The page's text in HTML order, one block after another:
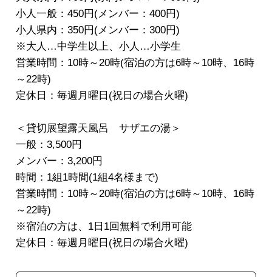
小人一般：450円(メンバー：400円)
小人県内：350円(メンバー：300円)
※大人…中学生以上、小人…小学生
営業時間：10時～20時(宿泊の方は6時～10時、16時
～22時)
定休日：毎週月曜日(祝日の場合火曜)
＜貸切展望露天風呂 サザエの湯＞
一般：3,500円
メンバー：3,200円
時間：1組1時間(1組4名様まで)
営業時間：10時～20時(宿泊の方は6時～10時、16時
～22時)
※宿泊の方は、1日1回無料で利用可能
定休日：毎週月曜日(祝日の場合火曜)